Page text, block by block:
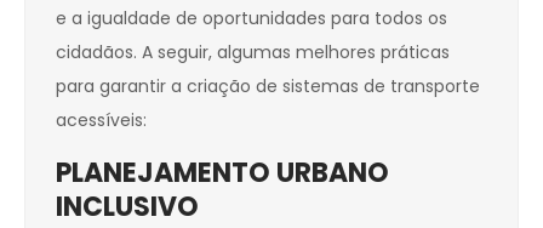
e a igualdade de oportunidades para todos os
cidadãos. A seguir, algumas melhores práticas
para garantir a criação de sistemas de transporte
acessíveis:
PLANEJAMENTO URBANO
INCLUSIVO